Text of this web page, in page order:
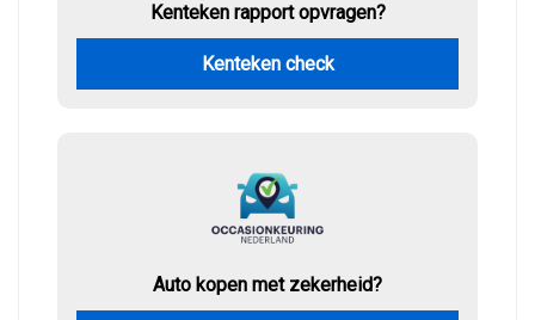
Kenteken rapport opvragen?
Kenteken check
Auto kopen met zekerheid?